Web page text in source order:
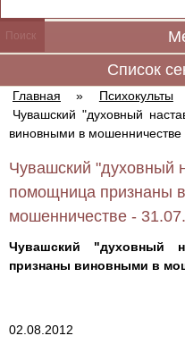
Cписок
Главная » Психокульты
Чувашский "духовный
виновными в мошенничестве
Чувашский "духовный
помощница признаны
мошенничестве -
Чувашский "духовный
признаны виновными в
02.08.2012